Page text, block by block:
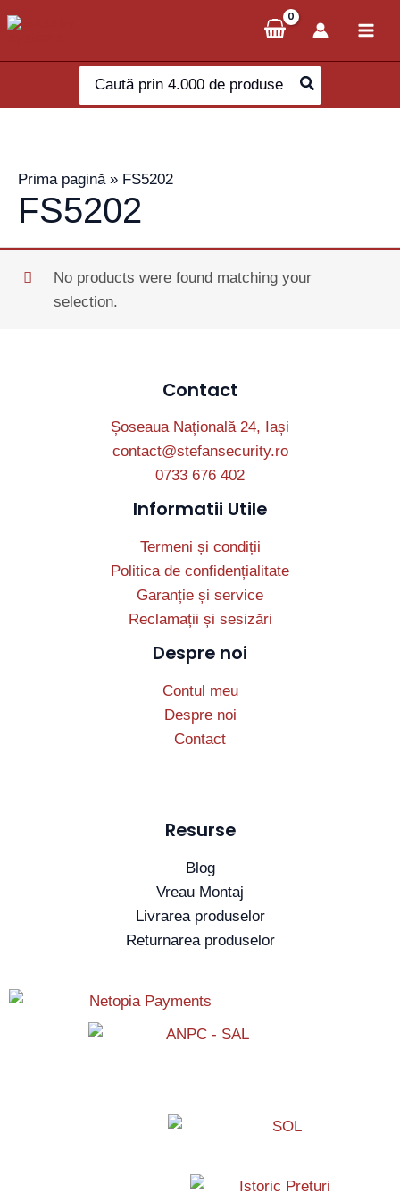
Skip
to
content
for:
Prima pagină» FS5202
FS5202
No products were found matching your
selection.
Contact
Șoseaua Națională 24, Iași
contact@stefansecurity.ro
0733 676 402
Informatii Utile
Termeni și condiții
Politica de confidențialitate
Garanție și service
Reclamații și sesizări
Despre noi
Contul meu
Despre noi
Contact
Resurse
Blog
Vreau Montaj
Livrarea produselor
Returnarea produselor